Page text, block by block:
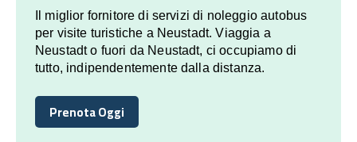
Il miglior fornitore di servizi di noleggio autobus
per visite turistiche a Neustadt. Viaggia a
Neustadt o fuori da Neustadt, ci occupiamo di
tutto, indipendentemente dalla distanza.
Prenota Oggi
Prenota Oggi